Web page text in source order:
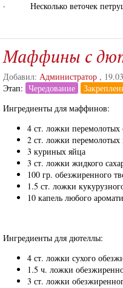
· Несколько веточек
Маффины с
Добавил: Администратор ,
Этап: Чередование
Ингредиенты для маффинов:
4 ст. ложки перемолотых
2 ст. ложки
3 куриных яйца
3 ст. ложки жидкого
100 гр. обезжиренного
1.5 ст. ложки
10 капель любого
Ингредиенты для дютеллы:
4 ст. ложки сухого
1.5 ч. ложки
3 ст. ложки